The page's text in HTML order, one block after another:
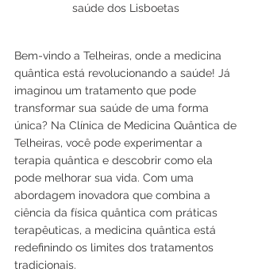
saúde dos Lisboetas
Bem-vindo a Telheiras, onde a medicina
quântica está revolucionando a saúde! Já
imaginou um tratamento que pode
transformar sua saúde de uma forma
única? Na Clínica de Medicina Quântica de
Telheiras, você pode experimentar a
terapia quântica e descobrir como ela
pode melhorar sua vida. Com uma
abordagem inovadora que combina a
ciência da física quântica com práticas
terapêuticas, a medicina quântica está
redefinindo os limites dos tratamentos
tradicionais.